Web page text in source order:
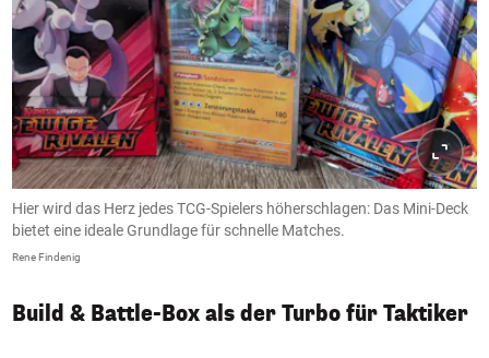
Hier wird das Herz jedes TCG-Spielers höherschlagen: Das Mini-Deck
bietet eine ideale Grundlage für schnelle Matches.
Rene Findenig
Build & Battle-Box als der Turbo für Taktiker